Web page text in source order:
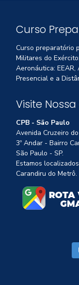
Curso
Curso preparatório
Militares do
Aeronáutica: EEAR,
Presencial e a
Visite
CPB - São Paulo
Avenida Cruzeiro
3º Andar - Bairro
São Paulo - SP.
Estamos
Carandiru do Metrô.